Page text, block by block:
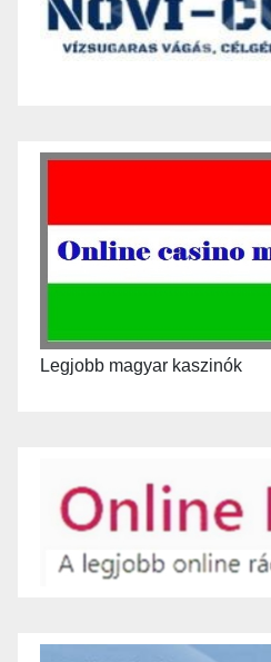
Legjobb magyar kaszinók